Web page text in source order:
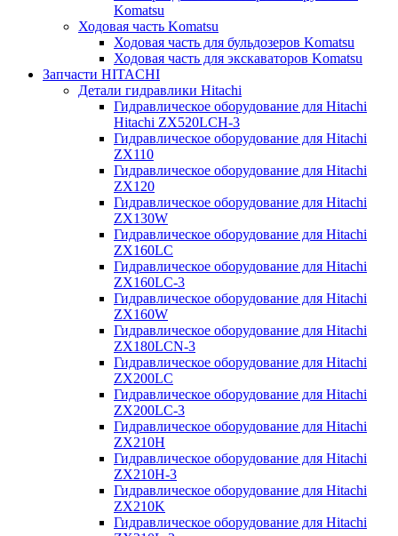
Komatsu
Ходовая часть Komatsu
Ходовая часть для бульдозеров Komatsu
Ходовая часть для экскаваторов Komatsu
Запчасти HITACHI
Детали гидравлики Hitachi
Гидравлическое оборудование для Hitachi
Hitachi ZX520LCH-3
Гидравлическое оборудование для Hitachi
ZX110
Гидравлическое оборудование для Hitachi
ZX120
Гидравлическое оборудование для Hitachi
ZX130W
Гидравлическое оборудование для Hitachi
ZX160LC
Гидравлическое оборудование для Hitachi
ZX160LC-3
Гидравлическое оборудование для Hitachi
ZX160W
Гидравлическое оборудование для Hitachi
ZX180LCN-3
Гидравлическое оборудование для Hitachi
ZX200LC
Гидравлическое оборудование для Hitachi
ZX200LC-3
Гидравлическое оборудование для Hitachi
ZX210H
Гидравлическое оборудование для Hitachi
ZX210H-3
Гидравлическое оборудование для Hitachi
ZX210K
Гидравлическое оборудование для Hitachi